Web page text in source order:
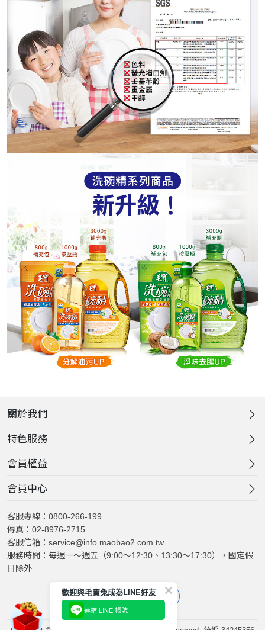
客服專線：0800-266-199
傳真：02-8976-2715
客服信箱：service@info.maobao2.com.tw
服務時間：每週一～週五（9:00～12:30、13:30～17:30），國定假
日除外
關於我們
特色服務
會員權益
會員中心
歡迎與毛寶兔成為LINE好友
連結 LINE 帳號